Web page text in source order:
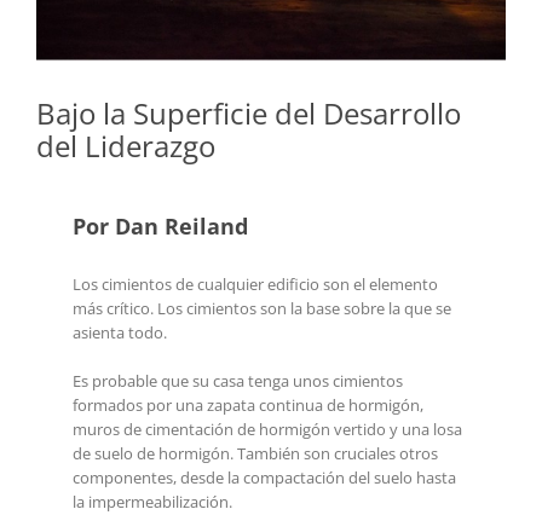
Bajo la Superficie del Desarrollo
del Liderazgo
Por Dan Reiland
Los cimientos de cualquier edificio son el elemento
más crítico. Los cimientos son la base sobre la que se
asienta todo.
Es probable que su casa tenga unos cimientos
formados por una zapata continua de hormigón,
muros de cimentación de hormigón vertido y una losa
de suelo de hormigón. También son cruciales otros
componentes, desde la compactación del suelo hasta
la impermeabilización.